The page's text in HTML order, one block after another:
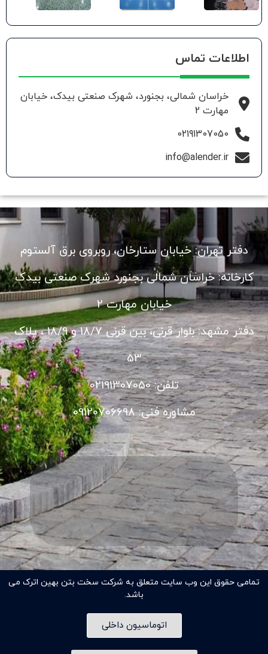
اطلاعات تماس
خراسان شمالی، بجنورد، شهرک صنعتی بیدک، خیابان
مهارت 2
02191307050
info@alender.ir
دفتر تهران: خیابان ستارخان، روبروی برق آلستوم
کارخانه: خراسان شمالی بجنورد شهرک صنعتی بیدک
خیابان مهارت 2
دفتر مشهد: بلوار قرنی، بین قرنی 18/7 و 18/9 ، پلاک
53
تلفن: 02191307050
مشاوره فنی: 09120706698
تمامی حقوق این وب سایت متعلق به شرکت سخت بتن بهین اترک می
باشد.
اتوماسیون داخلی